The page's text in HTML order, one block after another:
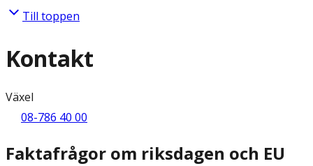
Till toppen
Kontakt
Växel
08-786 40 00
Faktafrågor om riksdagen och EU